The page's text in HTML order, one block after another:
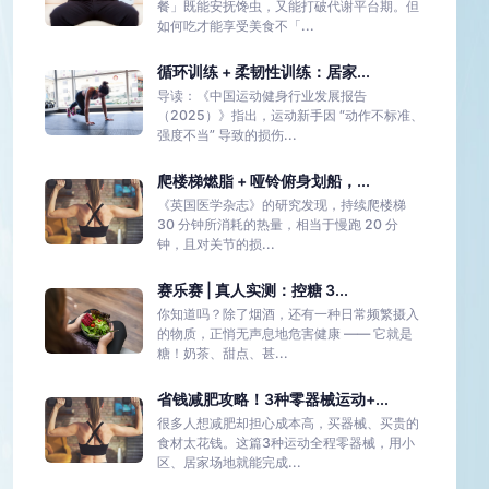
餐」既能安抚馋虫，又能打破代谢平台期。但
如何吃才能享受美食不「...
循环训练 + 柔韧性训练：居家...
导读：《中国运动健身行业发展报告
（2025）》指出，运动新手因 “动作不标准、
强度不当” 导致的损伤...
爬楼梯燃脂 + 哑铃俯身划船，...
《英国医学杂志》的研究发现，持续爬楼梯
30 分钟所消耗的热量，相当于慢跑 20 分
钟，且对关节的损...
赛乐赛 | 真人实测：控糖 3...
你知道吗？除了烟酒，还有一种日常频繁摄入
的物质，正悄无声息地危害健康 —— 它就是
糖！奶茶、甜点、甚...
省钱减肥攻略！3种零器械运动+...
很多人想减肥却担心成本高，买器械、买贵的
食材太花钱。这篇3种运动全程零器械，用小
区、居家场地就能完成...